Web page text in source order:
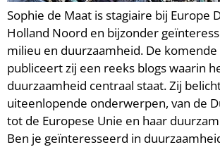
Sophie de Maat is stagiaire bij Europe
Holland Noord en bijzonder
milieu en duurzaamheid. De
publiceert zij een reeks blogs waarin
duurzaamheid centraal staat. Zij
uiteenlopende onderwerpen, van de
tot de Europese Unie en haar
Ben je geïnteresseerd in